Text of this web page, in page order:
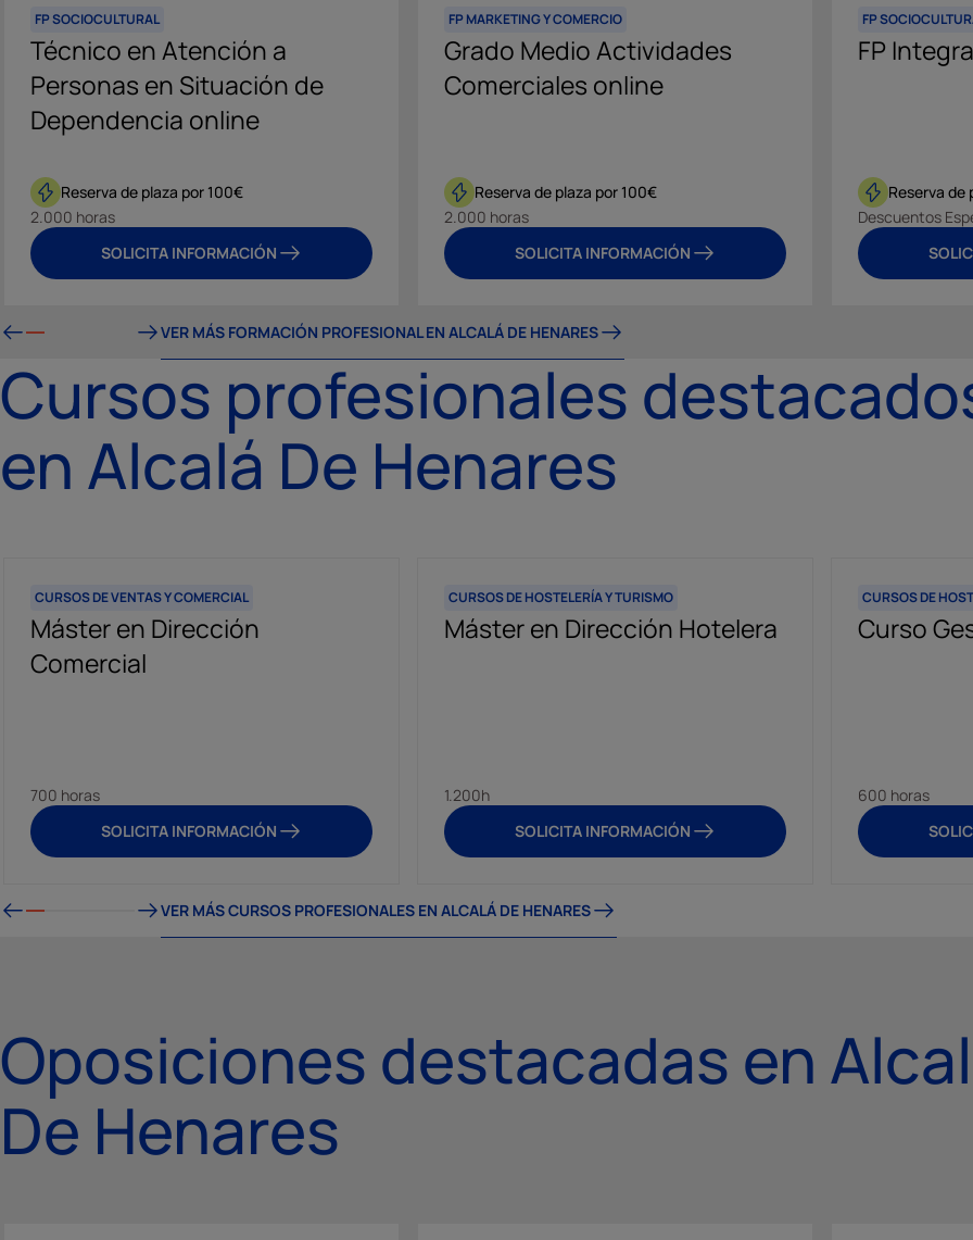
FP SOCIOCULTURAL
Técnico en Atención a
Personas en Situación de
Dependencia online
Reserva de plaza por 100€
2.000 horas
SOLICITA INFORMACIÓN
FP MARKETING Y COMERCIO
Grado Medio Actividades
Comerciales online
Reserva de plaza por 100€
2.000 horas
SOLICITA INFORMACIÓN
FP
FP
Reserva de
Descuentos
VER MÁS FORMACIÓN PROFESIONAL EN ALCALÁ DE HENARES
Cursos profesionales
en Alcalá De Henares
CURSOS DE VENTAS Y COMERCIAL
Máster en Dirección
Comercial
700 horas
SOLICITA INFORMACIÓN
CURSOS DE HOSTELERÍA Y TURISMO
Máster en Dirección Hotelera
1.200h
SOLICITA INFORMACIÓN
CURSOS DE
Curso
600 horas
VER MÁS CURSOS PROFESIONALES EN ALCALÁ DE HENARES
Oposiciones destacadas en
De Henares